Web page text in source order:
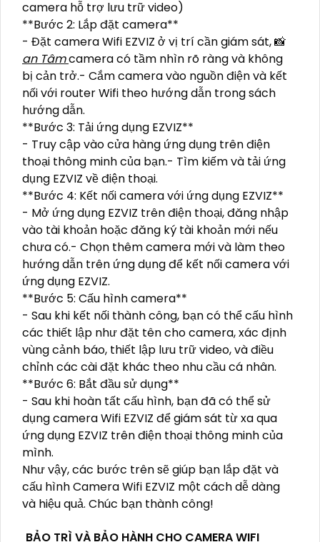
camera hỗ trợ lưu trữ video)
**Bước 2: Lắp đặt camera**
- Đặt camera Wifi EZVIZ ở vị trí cần giám sát, 📸
an Tâmcamera có tầm nhìn rõ ràng và không
bị cản trở.- Cắm camera vào nguồn điện và kết
nối với router Wifi theo hướng dẫn trong sách
hướng dẫn.
**Bước 3: Tải ứng dụng EZVIZ**
- Truy cập vào cửa hàng ứng dụng trên điện
thoại thông minh của bạn.- Tìm kiếm và tải ứng
dụng EZVIZ về điện thoại.
**Bước 4: Kết nối camera với ứng dụng EZVIZ**
- Mở ứng dụng EZVIZ trên điện thoại, đăng nhập
vào tài khoản hoặc đăng ký tài khoản mới nếu
chưa có.- Chọn thêm camera mới và làm theo
hướng dẫn trên ứng dụng để kết nối camera với
ứng dụng EZVIZ.
**Bước 5: Cấu hình camera**
- Sau khi kết nối thành công, bạn có thể cấu hình
các thiết lập như đặt tên cho camera, xác định
vùng cảnh báo, thiết lập lưu trữ video, và điều
chỉnh các cài đặt khác theo nhu cầu cá nhân.
**Bước 6: Bắt đầu sử dụng**
- Sau khi hoàn tất cấu hình, bạn đã có thể sử
dụng camera Wifi EZVIZ để giám sát từ xa qua
ứng dụng EZVIZ trên điện thoại thông minh của
mình.
Như vậy, các bước trên sẽ giúp bạn lắp đặt và
cấu hình Camera Wifi EZVIZ một cách dễ dàng
và hiệu quả. Chúc bạn thành công!
BẢO TRÌ VÀ BẢO HÀNH CHO CAMERA WIFI